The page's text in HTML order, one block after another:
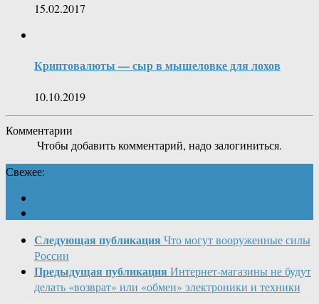
15.02.2017
Криптовалюты — сыр в мышеловке для лохов
10.10.2019
Комментарии
Чтобы добавить комментарий, надо залогиниться.
Свежее:
Следующая публикация Что могут вооруженные силы
России
Предыдущая публикация Интернет-магазины не будут
делать «возврат» или «обмен» электроники и техники